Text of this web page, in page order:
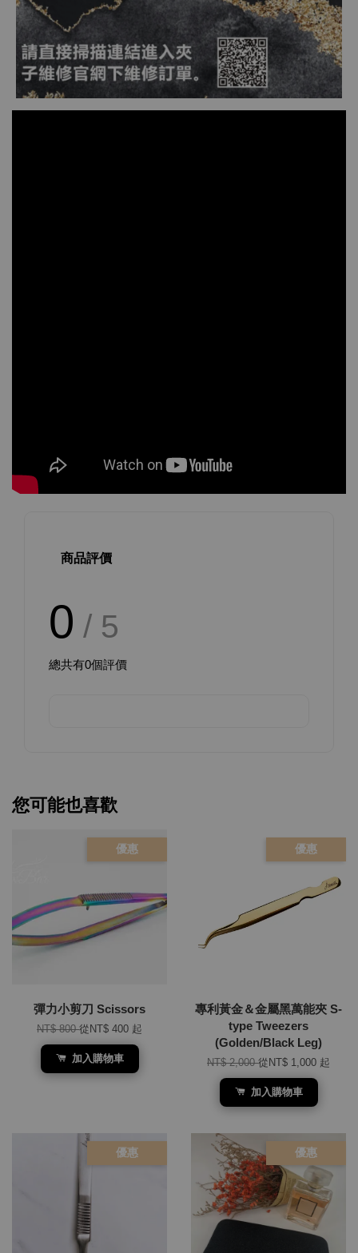
商品評價
0 / 5
總共有0個評價
您可能也喜歡
優惠
彈力小剪刀 Scissors
NT$ 800從 NT$ 400 起
加入購物車
優惠
專利黃金＆金屬黑萬能夾 S-
type Tweezers
(Golden/Black Leg)
NT$ 2,000從 NT$ 1,000 起
加入購物車
優惠 優惠